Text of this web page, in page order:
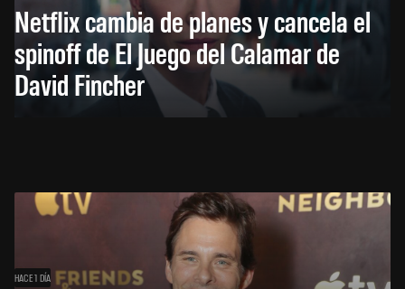
Netflix cambia de planes y cancela el
spinoff de El Juego del Calamar de
David Fincher
HACE 1 DÍA